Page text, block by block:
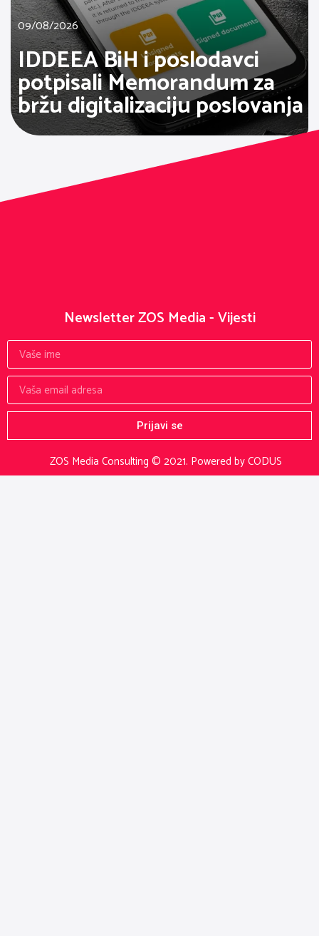
09/08/2026
IDDEEA BiH i poslodavci
potpisali Memorandum za
bržu digitalizaciju poslovanja
ZOS Media Consulting © 2021. Powered by CODUS
Newsletter ZOS Media - Vijesti
Prijavi se